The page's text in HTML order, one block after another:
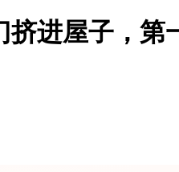
挤进屋子，第